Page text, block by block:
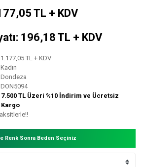
TL + KDV
196,18 TL + KDV
1.177,05 TL + KDV
Kadın
Dondeza
DON5094
7.500 TL Üzeri %10 İndirim ve Ücretsiz
Kargo
Renk Sonra Beden Seçiniz